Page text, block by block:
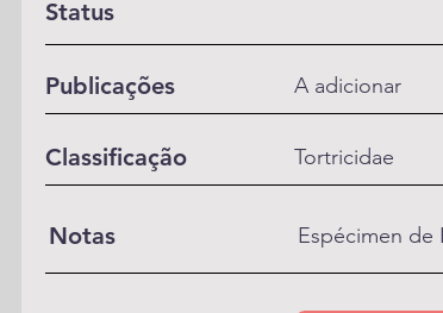
Status
Publicações A adicionar
Classificação Tortricidae
Notas Espécimen de